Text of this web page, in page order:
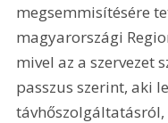
megsemmisítésére
magyarországi
mivel az a szervezet
passzus szerint, aki